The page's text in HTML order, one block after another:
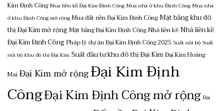
Kim Định Công Mua liền kề Đại Kim Định Công Mua nhà ở khu Định Công Mua nhà
ở khu Định Công mở rộng Mua đất nền Đại Kim Định CôngMặt bằng khu đô
thị Đại Kim mở rộngMặt bằng Đại Kim Định CôngNhà liền kềNhà liền kề
Đại Kim Định CôngPháp lý dự án Đại Kim Định Công 2025 Suất nội bộ Suất
nội bộ khu đô thị Đại Kim Suất đầu tư khu đô thị Đại KimĐại Kim Hoàng
MaiĐại Kim mở rộngĐại Kim Định
CôngĐại Kim Định Công mở rộng Đại